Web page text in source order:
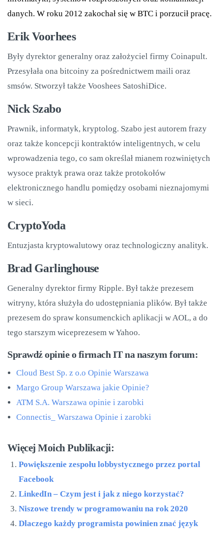
danych. W roku 2012 zakochał się w BTC i porzucił pracę.
Erik Voorhees
Były dyrektor generalny oraz założyciel firmy Coinapult.
Przesyłała ona bitcoiny za pośrednictwem maili oraz
smsów. Stworzył także Vooshees SatoshiDice.
Nick Szabo
Prawnik, informatyk, kryptolog. Szabo jest autorem frazy
oraz także koncepcji kontraktów inteligentnych, w celu
wprowadzenia tego, co sam określał mianem rozwiniętych
wysoce praktyk prawa oraz także protokołów
elektronicznego handlu pomiędzy osobami nieznajomymi
w sieci.
CryptoYoda
Entuzjasta kryptowalutowy oraz technologiczny analityk.
Brad Garlinghouse
Generalny dyrektor firmy Ripple. Był także prezesem
witryny, która służyła do udostępniania plików. Był także
prezesem do spraw konsumenckich aplikacji w AOL, a do
tego starszym wiceprezesem w Yahoo.
Sprawdź opinie o firmach IT na naszym forum:
Cloud Best Sp. z o.o Opinie Warszawa
Margo Group Warszawa jakie Opinie?
ATM S.A. Warszawa opinie i zarobki
Connectis_ Warszawa Opinie i zarobki
Więcej Moich Publikacji:
Powiększenie zespołu lobbystycznego przez portal
Facebook
LinkedIn – Czym jest i jak z niego korzystać?
Niszowe trendy w programowaniu na rok 2020
Dlaczego każdy programista powinien znać język